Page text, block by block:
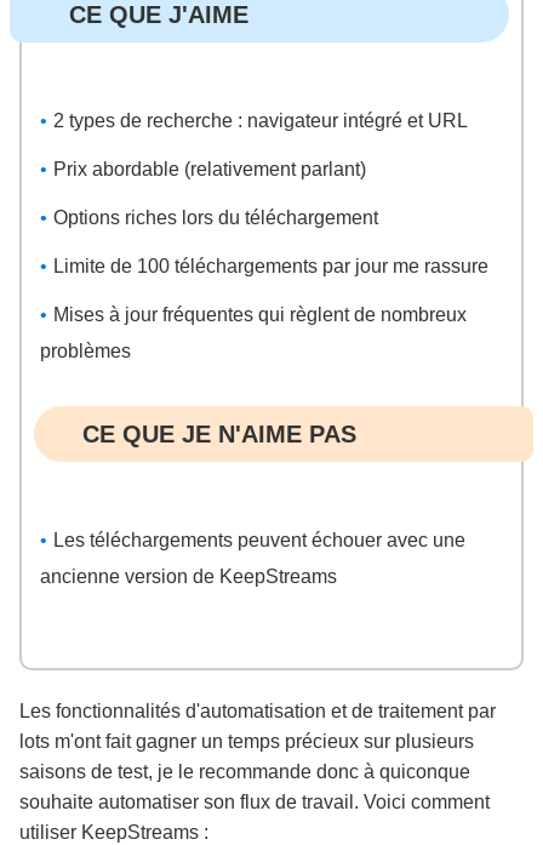
CE QUE J'AIME
2 types de recherche : navigateur intégré et URL
Prix abordable (relativement parlant)
Options riches lors du téléchargement
Limite de 100 téléchargements par jour me rassure
Mises à jour fréquentes qui règlent de nombreux
problèmes
CE QUE JE N'AIME PAS
Les téléchargements peuvent échouer avec une
ancienne version de KeepStreams
Les fonctionnalités d'automatisation et de traitement par
lots m'ont fait gagner un temps précieux sur plusieurs
saisons de test, je le recommande donc à quiconque
souhaite automatiser son flux de travail. Voici comment
utiliser KeepStreams :